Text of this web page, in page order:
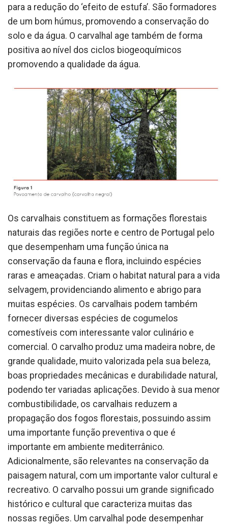
para a redução do ‘efeito de estufa’. São formadores
de um bom húmus, promovendo a conservação do
solo e da água. O carvalhal age também de forma
positiva ao nível dos ciclos biogeoquímicos
promovendo a qualidade da água.
Os carvalhais constituem as formações florestais
naturais das regiões norte e centro de Portugal pelo
que desempenham uma função única na
conservação da fauna e flora, incluindo espécies
raras e ameaçadas. Criam o habitat natural para a vida
selvagem, providenciando alimento e abrigo para
muitas espécies. Os carvalhais podem também
fornecer diversas espécies de cogumelos
comestíveis com interessante valor culinário e
comercial. O carvalho produz uma madeira nobre, de
grande qualidade, muito valorizada pela sua beleza,
boas propriedades mecânicas e durabilidade natural,
podendo ter variadas aplicações. Devido à sua menor
combustibilidade, os carvalhais reduzem a
propagação dos fogos florestais, possuindo assim
uma importante função preventiva o que é
importante em ambiente mediterrânico.
Adicionalmente, são relevantes na conservação da
paisagem natural, com um importante valor cultural e
recreativo. O carvalho possui um grande significado
histórico e cultural que caracteriza muitas das
nossas regiões. Um carvalhal pode desempenhar